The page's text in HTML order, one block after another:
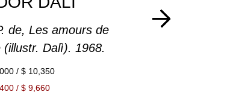
de, Les amours de
(illustr. Dalì). 1968.
/ $ 10,350
/ $ 9,660